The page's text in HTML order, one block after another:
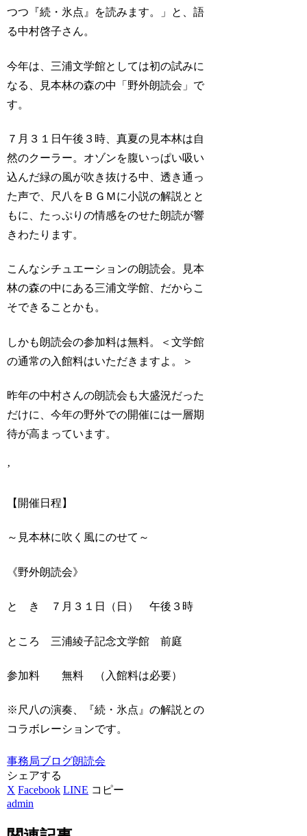
つつ『続・氷点』を読みます。」と、語
る中村啓子さん。
今年は、三浦文学館としては初の試みに
なる、見本林の森の中「野外朗読会」で
す。
７月３１日午後３時、真夏の見本林は自
然のクーラー。オゾンを腹いっぱい吸い
込んだ緑の風が吹き抜ける中、透き通っ
た声で、尺八をＢＧＭに小説の解説とと
もに、たっぷりの情感をのせた朗読が響
きわたります。
こんなシチュエーションの朗読会。見本
林の森の中にある三浦文学館、だからこ
そできることかも。
しかも朗読会の参加料は無料。＜文学館
の通常の入館料はいただきますよ。＞
昨年の中村さんの朗読会も大盛況だった
だけに、今年の野外での開催には一層期
待が高まっています。
’
【開催日程】
～見本林に吹く風にのせて～
《野外朗読会》
と き ７月３１日（日） 午後３時
ところ 三浦綾子記念文学館 前庭
参加料 無料 （入館料は必要）
※尺八の演奏、『続・氷点』の解説との
コラボレーションです。
事務局ブログ朗読会
シェアする
X Facebook LINE コピー
admin